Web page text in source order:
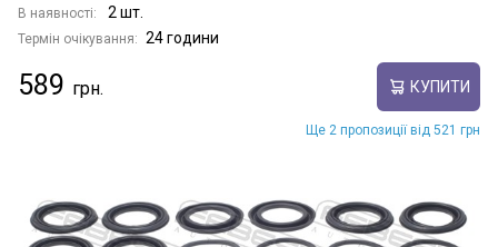
В наявності: 2 шт.
Термін очікування: 24 години
589 КУПИТИ
Ще 2 пропозиції від 521 грн